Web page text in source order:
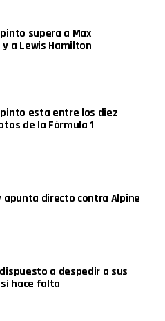
supera a Max
a Lewis Hamilton
esta entre los diez
de la Fórmula 1
apunta directo contra Alpine
a despedir a sus
hace falta